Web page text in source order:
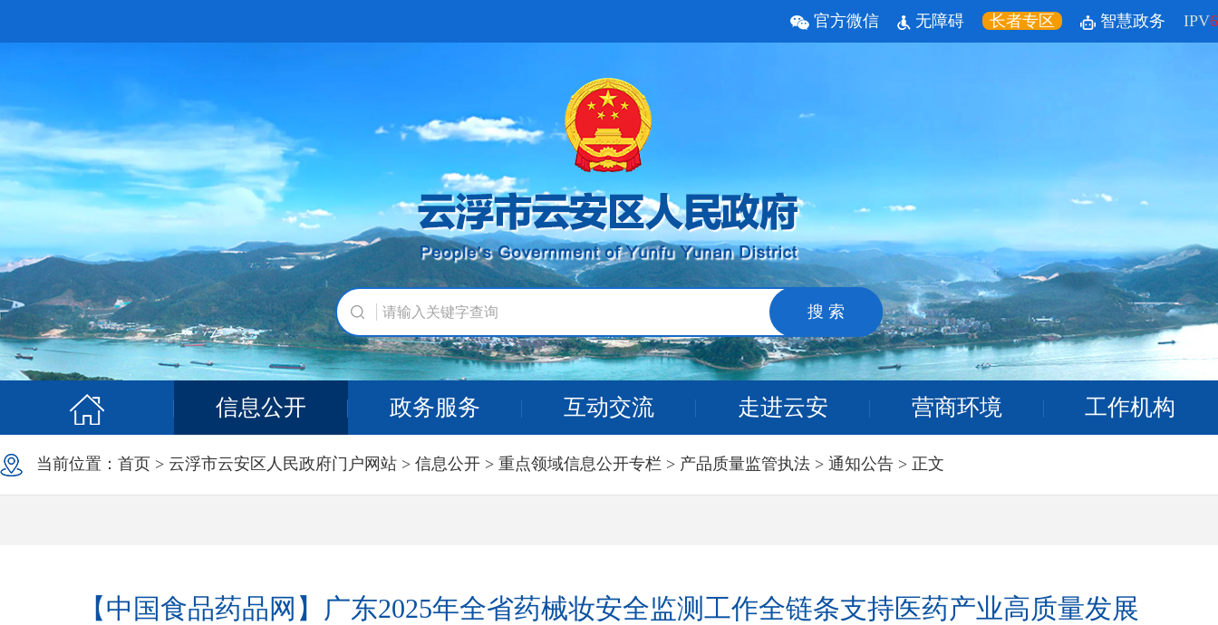
官方微信 无障碍 长者专区 智慧政务 IPV6
搜 索
信息公开 政务服务 互动交流 走进云安 营商环境 工作机构
当前位置： 首页 > 云浮市云安区人民政府门户网站 > 信息公开 > 重点领域信息公开专栏 > 产品质量监管执法 > 通知公告 > 正文
【中国食品药品网】广东2025年全省药械妆安全监测工作全链条支持医药产业高质量发展